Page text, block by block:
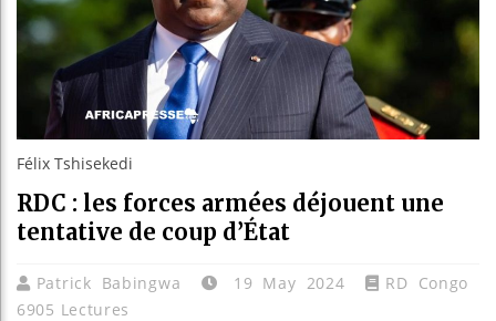
Bénin
Félix Tshisekedi
RDC : les forces armées déjouent une
tentative de coup d’État
Patrick Babingwa 19 May 2024
RD Congo
6905 Lectures